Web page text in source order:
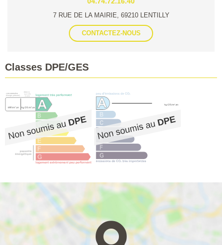
7 RUE DE LA MAIRIE, 69210 LENTILLY
CONTACTEZ-NOUS
Classes DPE/GES